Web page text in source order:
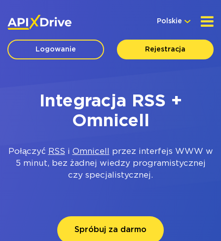
Polskie
Logowanie Rejestracja
Integracja RSS +
Omnicell
Połączyć RSS i Omnicell
przez interfejs WWW w
5 minut, bez żadnej wiedzy programistycznej
czy specjalistycznej.
Spróbuj za darmo